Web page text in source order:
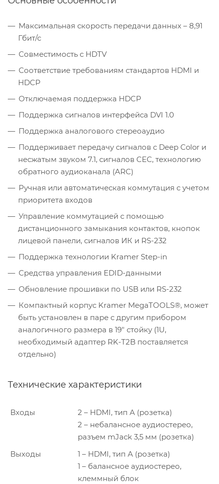
Максимальная скорость передачи данных – 8,91
Гбит/с
Совместимость с HDTV
Соответствие требованиям стандартов HDMI и
HDCP
Отключаемая поддержка HDCP
Поддержка сигналов интерфейса DVI 1.0
Поддержка аналогового стереоаудио
Поддерживает передачу сигналов с Deep Color и
несжатым звуком 7.1, сигналов CEC, технологию
обратного аудиоканала (ARC)
Ручная или автоматическая коммутация с учетом
приоритета входов
Управление коммутацией с помощью
дистанционного замыкания контактов, кнопок
лицевой панели, сигналов ИК и RS-232
Поддержка технологии Kramer Step-in
Средства управления EDID-данными
Обновление прошивки по USB или RS-232
Компактный корпус Kramer MegaTOOLS®, может
быть установлен в паре с другим прибором
аналогичного размера в 19″ стойку (1U,
необходимый адаптер RK-T2B поставляется
отдельно)
Технические характеристики
Входы
2 – HDMI, тип А (розетка)
2 – небалансное аудиостерео,
разъем mJack 3,5 мм (розетка)
Выходы
1 – HDMI, тип А (розетка)
1 – балансное аудиостерео,
клеммный блок